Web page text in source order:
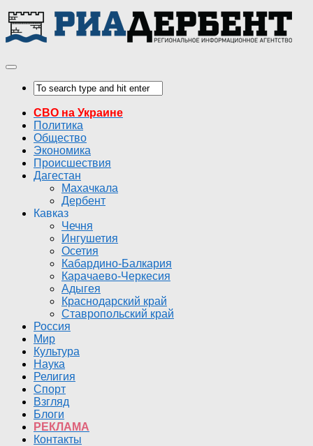
СВО на Украине
Политика
Общество
Экономика
Происшествия
Дагестан
Махачкала
Дербент
Кавказ
Чечня
Ингушетия
Осетия
Кабардино-Балкария
Карачаево-Черкесия
Адыгея
Краснодарский край
Ставропольский край
Россия
Мир
Культура
Наука
Религия
Спорт
Взгляд
Блоги
РЕКЛАМА
Контакты